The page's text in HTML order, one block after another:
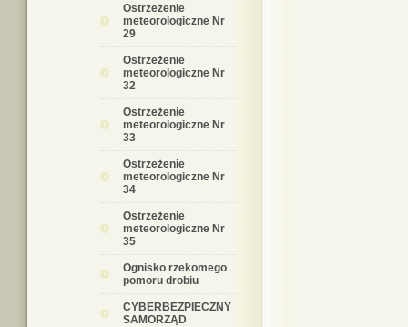
Ostrzeżenie
meteorologiczne Nr
29
Ostrzeżenie
meteorologiczne Nr
32
Ostrzeżenie
meteorologiczne Nr
33
Ostrzeżenie
meteorologiczne Nr
34
Ostrzeżenie
meteorologiczne Nr
35
Ognisko rzekomego
pomoru drobiu
CYBERBEZPIECZNY
SAMORZĄD